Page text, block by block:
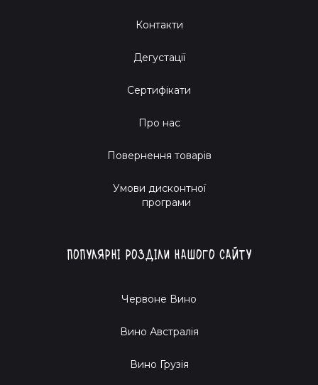
Контакти
Дегустації
Сертифікати
Про нас
Повернення товарів
Умови дисконтної
програми
Популярні розділи нашого сайту
Червоне Вино
Вино Австралія
Вино Грузія